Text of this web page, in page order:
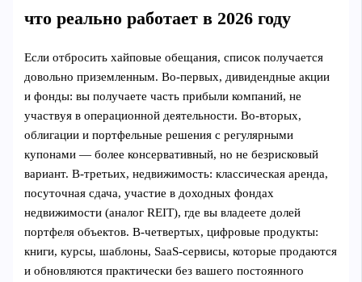
что реально работает в 2026 году
Если отбросить хайповые обещания, список получается
довольно приземленным. Во‑первых, дивидендные акции
и фонды: вы получаете часть прибыли компаний, не
участвуя в операционной деятельности. Во‑вторых,
облигации и портфельные решения с регулярными
купонами — более консервативный, но не безрисковый
вариант. В‑третьих, недвижимость: классическая аренда,
посуточная сдача, участие в доходных фондах
недвижимости (аналог REIT), где вы владеете долей
портфеля объектов. В‑четвертых, цифровые продукты:
книги, курсы, шаблоны, SaaS‑сервисы, которые продаются
и обновляются практически без вашего постоянного